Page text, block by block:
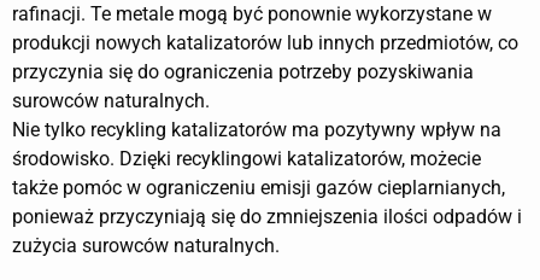
rafinacji. Te metale mogą być ponownie wykorzystane w
produkcji nowych katalizatorów lub innych przedmiotów, co
przyczynia się do ograniczenia potrzeby pozyskiwania
surowców naturalnych.
Nie tylko recykling katalizatorów ma pozytywny wpływ na
środowisko. Dzięki recyklingowi katalizatorów, możecie
także pomóc w ograniczeniu emisji gazów cieplarnianych,
ponieważ przyczyniają się do zmniejszenia ilości odpadów i
zużycia surowców naturalnych.